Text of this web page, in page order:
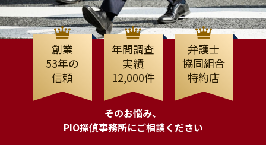
創業
53年の
信頼
年間調査
実績
12,000件
弁護士
協同組合
特約店
そのお悩み、
PIO探偵事務所にご相談ください